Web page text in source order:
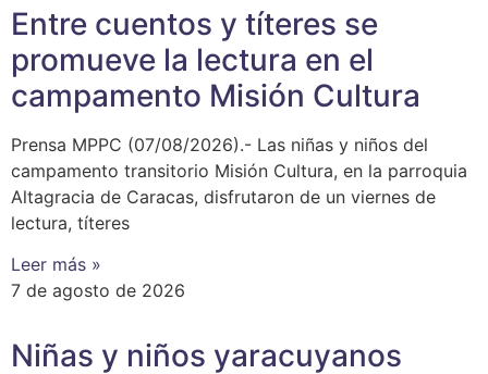
Entre cuentos y títeres se
promueve la lectura en el
campamento Misión Cultura
Prensa MPPC (07/08/2026).- Las niñas y niños del
campamento transitorio Misión Cultura, en la parroquia
Altagracia de Caracas, disfrutaron de un viernes de
lectura, títeres
Leer más »
7 de agosto de 2026
Niñas y niños yaracuyanos